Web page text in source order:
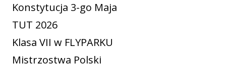
Konstytucja 3-go Maja
TUT 2026
Klasa VII w FLYPARKU
Mistrzostwa Polski